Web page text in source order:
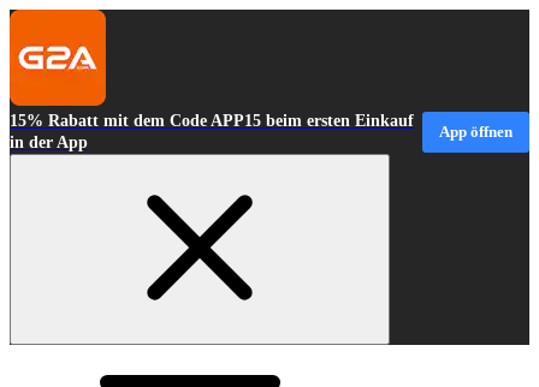
15% Rabatt mit dem Code APP15 beim ersten Einkauf
in der App
App öffnen